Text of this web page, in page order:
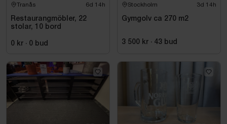
Tranås 6d 14h
Restaurangmöbler, 22
stolar, 10 bord
0 kr · 0 bud
Stockholm 3d 14h
Gymgolv ca 270 m2
3 500 kr · 43 bud